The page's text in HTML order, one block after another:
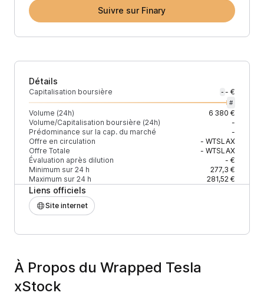
Suivre sur Finary
Détails
Capitalisation boursière - - €
#
Volume (24h)
6 380 €
Volume/Capitalisation boursière (24h)
-
Prédominance sur la cap. du marché
-
Offre en circulation
- WTSLAX
Offre Totale
- WTSLAX
Évaluation après dilution
- €
Minimum sur 24 h
277,3 €
Maximum sur 24 h
281,52 €
Liens officiels
Site internet
À Propos du Wrapped Tesla
xStock